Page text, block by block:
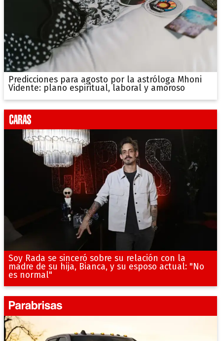
Predicciones para agosto por la astróloga Mhoni
Vidente: plano espiritual, laboral y amoroso
Soy Rada se sinceró sobre su relación con la
madre de su hija, Bianca, y su esposo actual: "No
es normal"